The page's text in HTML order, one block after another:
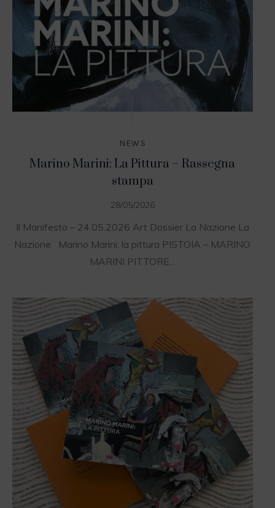
NEWS
Marino Marini: La Pittura – Rassegna
stampa
28/05/2026
Il Manifesto – 24.05.2026 Art Dossier La Nazione La
Nazione Marino Marini: la pittura PISTOIA – MARINO
MARINI PITTORE...